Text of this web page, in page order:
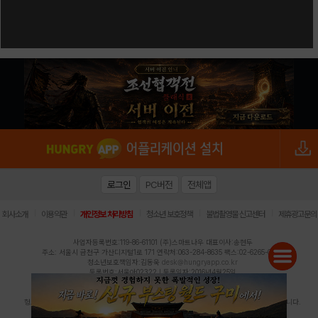
로그인 PC버전 전체앱
회사소개 이용약관 개인정보 처리방침 청소년 보호정책 불법촬영물 신고센터 제휴광고문의
사업자등록번호:119-86-61101 (주)스마트나우 대표이사:송현두
주소: 서울시 금천구 가산디지털1로 171 연락처:063-284-8635 팩스:02-6265-0377
청소년보호책임자:김동욱 desk@hungryapp.co.kr
등록번호:서울아02322 | 등록일자:2016년4월25일
발행인:(주)스마트나우 송현두 | 편집인:김동욱
헝그리앱의 콘텐츠 및 기사는 저작권법의 보호를 받으므로, 무단 전재, 복사, 배포 등을 금합니다.
Copyright (c) HungryApp All Rights Reserved.